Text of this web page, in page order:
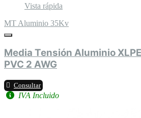
Vista rápida
MT Aluminio 35Kv
Media Tensión Aluminio
PVC 2 AWG
Consultar
IVA Incluido